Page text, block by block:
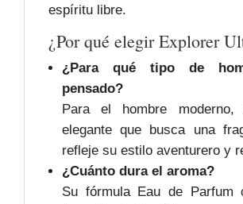
espíritu libre.
¿Por qué elegir Explorer
¿Para qué tipo de
pensado?
Para el hombre
elegante que busca una
refleje su estilo aventurero y
¿Cuánto dura el aroma?
Su fórmula Eau de Parfum